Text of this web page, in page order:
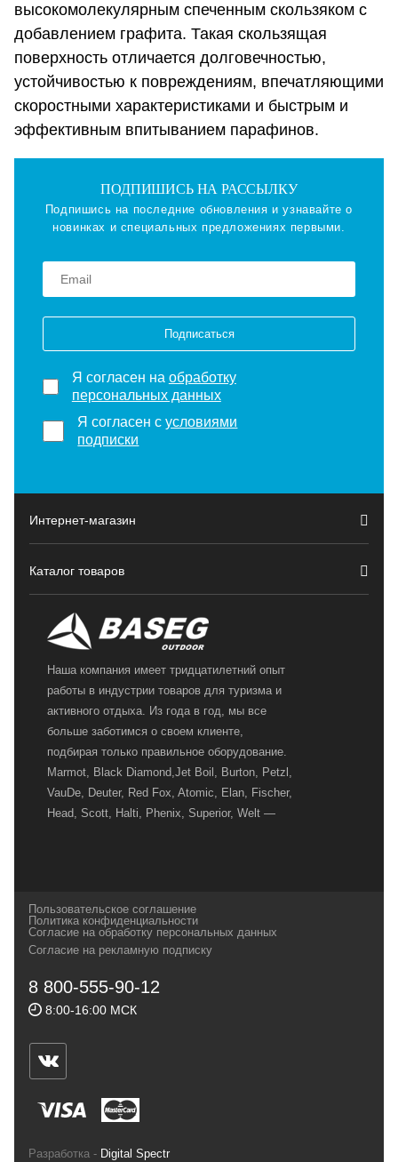
высокомолекулярным спеченным скользяком с
добавлением графита. Такая скользящая
поверхность отличается долговечностью,
устойчивостью к повреждениям, впечатляющими
скоростными характеристиками и быстрым и
эффективным впитыванием парафинов.
ПОДПИШИСЬ НА РАССЫЛКУ
Подпишись на последние обновления и узнавайте о
новинках и специальных предложениях первыми.
Подписаться
Я согласен на обработку
персональных данных
Я согласен сусловиями
подписки
Интернет-магазин
Каталог товаров
Наша компания имеет тридцатилетний опыт
работы в индустрии товаров для туризма и
активного отдыха. Из года в год, мы все
больше заботимся о своем клиенте,
подбирая только правильное оборудование.
Marmot, Black Diamond,Jet Boil, Burton, Petzl,
VauDe, Deuter, Red Fox, Atomic, Elan, Fischer,
Head, Scott, Halti, Phenix, Superior, Welt —
и взыскательных путешественников,
спортсменов и отдыхающих.
Геннадьевич
ИНН 590300057023 ОГРН 304590319000121
ул.Советская, 25, магазин Басег.
Тел./факс (342) 2101242
Пользовательское соглашение
Политика конфиденциальности
Согласие на обработку персональных данных
Согласие на рекламную подписку
8 800-555-90-12
8:00-16:00 МСК
Разработка - Digital Spectr